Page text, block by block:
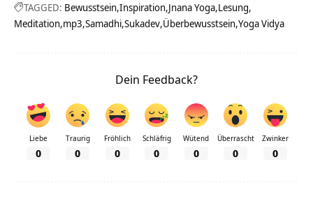
TAGGED: Bewusstsein Inspiration Jnana Yoga Lesung
Meditation mp3 Samadhi Sukadev Überbewusstsein Yoga Vidya
Dein Feedback?
Liebe
0
Traurig
0
Fröhlich
0
Schläfrig
0
Wütend
0
Überrascht
0
Zwinker
0